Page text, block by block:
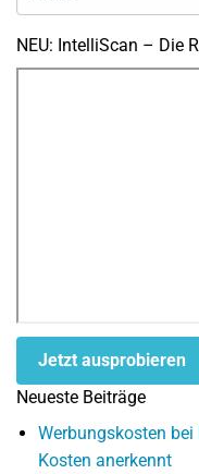
NEU: IntelliScan – Die
Jetzt ausprobieren
Neueste Beiträge
Werbungskosten
Kosten anerkennt